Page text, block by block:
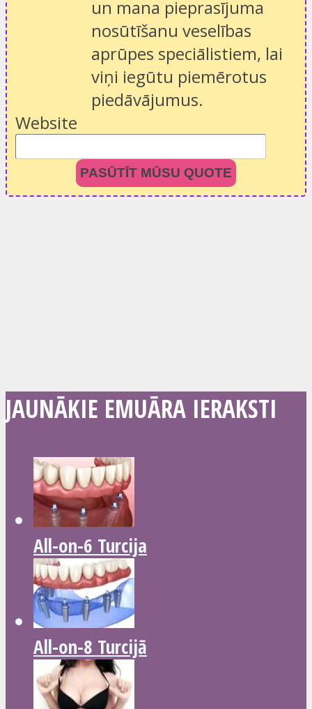
un mana pieprasījuma
nosūtīšanu veselības
aprūpes speciālistiem, lai
viņi iegūtu piemērotus
piedāvājumus.
Website
PASŪTĪT MŪSU QUOTE
JAUNĀKIE EMUĀRA IERAKSTI
All-on-6 Turcija
All-on-8 Turcijā